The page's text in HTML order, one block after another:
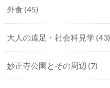
外食 (45)
大人の遠足・社会科見学 (43)
妙正寺公園とその周辺 (7)